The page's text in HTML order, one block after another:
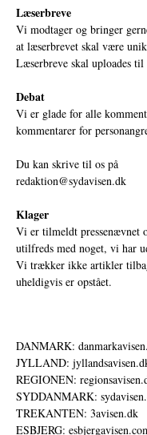
Læserbreve
Vi modtager og bringer
at læserbrevet skal være
Læserbreve skal uploades til
Debat
Vi er glade for alle
kommentarer for
Du kan skrive til os på
redaktion@sydavisen.dk
Klager
Vi er tilmeldt pressenævnet
utilfreds med noget, vi har
Vi trækker ikke artikler
uheldigvis er opstået.
DANMARK:
JYLLAND:
REGIONEN:
SYDDANMARK:
TREKANTEN: 3avisen.dk
ESBJERG: